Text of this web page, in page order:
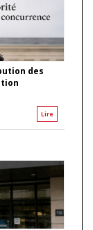
des
Lire